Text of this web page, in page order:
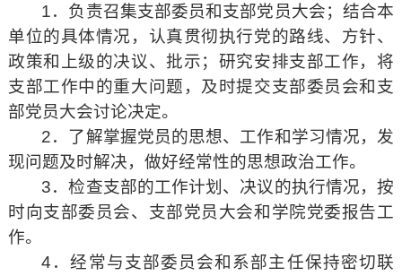
1．负责召集支部委员和支部党员大会；结合本
单位的具体情况，认真贯彻执行党的路线、方针、
政策和上级的决议、批示；研究安排支部工作，将
支部工作中的重大问题，及时提交支部委员会和支
部党员大会讨论决定。
2．了解掌握党员的思想、工作和学习情况，发
现问题及时解决，做好经常性的思想政治工作。
3．检查支部的工作计划、决议的执行情况，按
时向支部委员会、支部党员大会和学院党委报告工
作。
4．经常与支部委员会和系部主任保持密切联